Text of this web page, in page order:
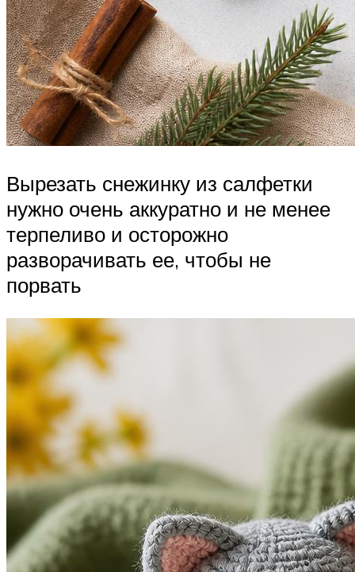
Вырезать снежинку из салфетки
нужно очень аккуратно и не менее
терпеливо и осторожно
разворачивать ее, чтобы не
порвать